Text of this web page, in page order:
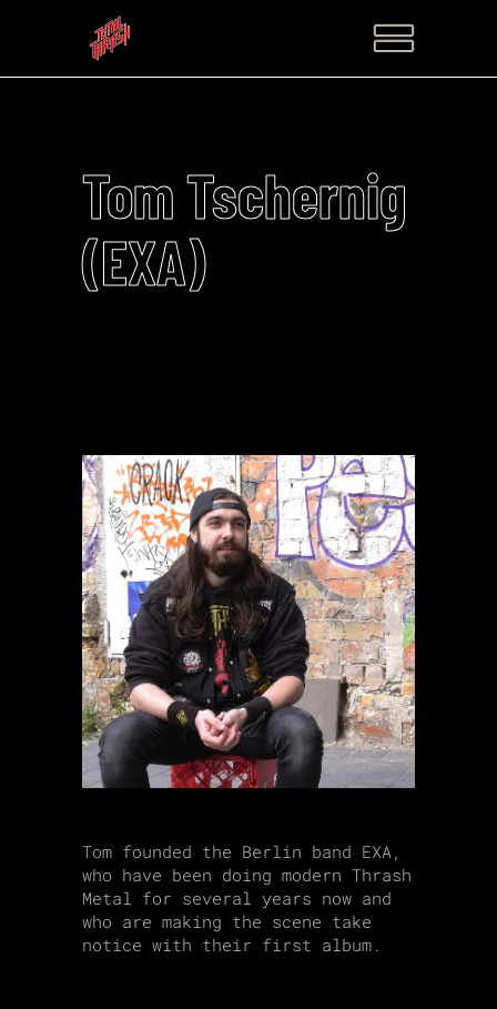
Tom Tschernig
(EXA)
Tom founded the Berlin band EXA,
who have been doing modern Thrash
Metal for several years now and
who are making the scene take
notice with their first album.